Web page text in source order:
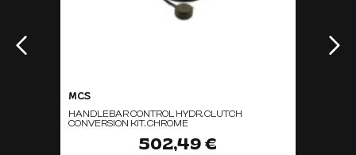
MCS
HANDLEBAR CONTROL HYDR. CLUTCH
CONVERSION KIT. CHROME
502,49 €